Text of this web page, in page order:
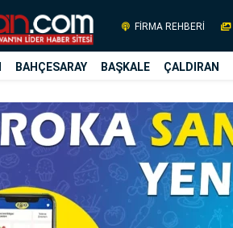
FİRMA REHBERİ
BAHÇESARAY BAŞKALE ÇALDIRAN